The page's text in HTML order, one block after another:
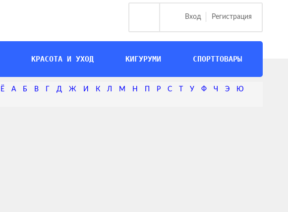
Вход Регистрация
КРАСОТА И УХОД КИГУРУМИ СПОРТТОВАРЫ
Ё А Б В Д Ж И К Л М Н Р С У Ф Ч Э Ю